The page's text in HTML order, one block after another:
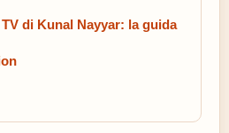
di Kunal Nayyar: la guida